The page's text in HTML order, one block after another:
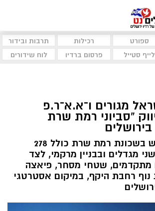
ספורט רכילות
תרבות ובידור
לייף סטייל פרסום ברדיו לוח שידורים
מגורים ו־א.א־ר.פ
“סביוני רמת שרת
הפרויקט החדש בשכונת רמת שרת כולל 278
מגדלים ובבניין מרקמי, לצד
מתקדמים, שטחי מסחר, פיאצה
נוף רחבת היקף, במיקום אסטרטגי